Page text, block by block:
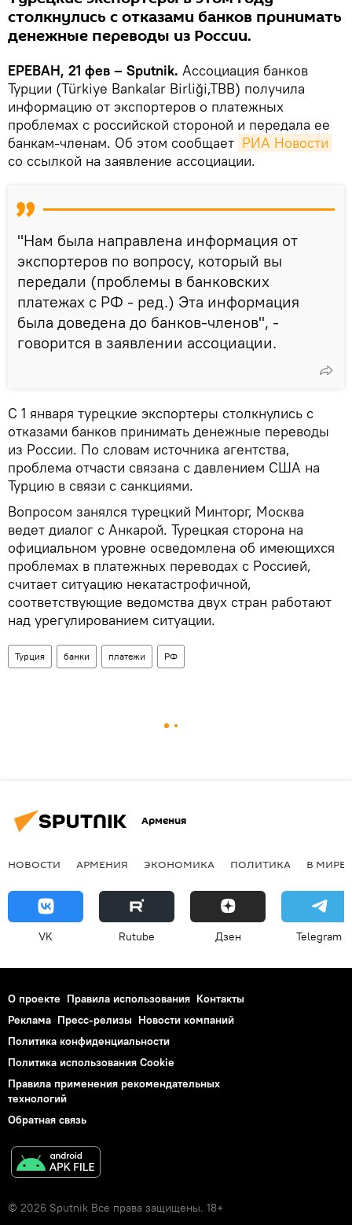
столкнулись с отказами банков принимать
денежные переводы из России.
ЕРЕВАН, 21 фев – Sputnik. Ассоциация банков
Турции (Türkiye Bankalar Birliği,TBB) получила
информацию от экспортеров о платежных
проблемах с российской стороной и передала ее
банкам-членам. Об этом сообщает РИА Новости
со ссылкой на заявление ассоциации.
"Нам была направлена информация от
экспортеров по вопросу, который вы
передали (проблемы в банковских
платежах с РФ - ред.) Эта информация
была доведена до банков-членов", -
говорится в заявлении ассоциации.
С 1 января турецкие экспортеры столкнулись с
отказами банков принимать денежные переводы
из России. По словам источника агентства,
проблема отчасти связана с давлением США на
Турцию в связи с санкциями.
Вопросом занялся турецкий Минторг, Москва
ведет диалог с Анкарой. Турецкая сторона на
официальном уровне осведомлена об имеющихся
проблемах в платежных переводах с Россией,
считает ситуацию некатастрофичной,
соответствующие ведомства двух стран работают
над урегулированием ситуации.
Турция банки платежи РФ
Армения
НОВОСТИ АРМЕНИЯ ЭКОНОМИКА ПОЛИТИКА В МИРЕ
VK Rutube Дзен Telegram
О проекте Правила использования Контакты
Реклама Пресс-релизы Новости компаний
Политика конфиденциальности
Политика использования Cookie
Правила применения рекомендательных
технологий
Обратная связь
© 2026 Sputnik Все права защищены. 18+